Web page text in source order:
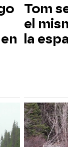
Tom
el
la